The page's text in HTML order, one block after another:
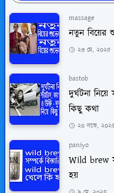
massage
নতুন বিয়ের
২৩ মে, ২০২৫
bastob
দুর্ঘটনা
কিছু কথা
২০ নভে,
paniyo
Wild brew
হয়